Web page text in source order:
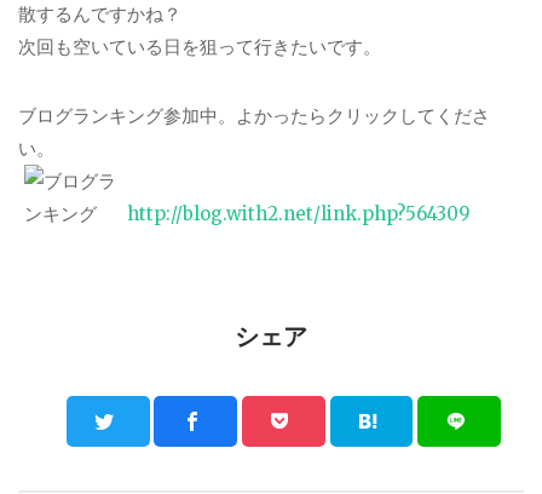
散するんですかね？
次回も空いている日を狙って行きたいです。
ブログランキング参加中。よかったらクリックしてくださ
い。
http://blog.with2.net/link.php?564309
シェア